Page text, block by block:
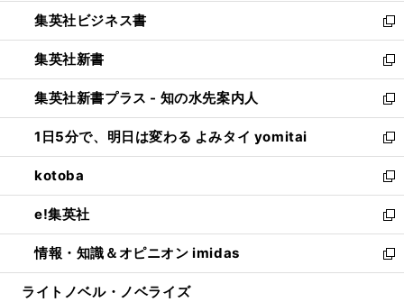
く
で
開
く
ド
ウ
で
開
く
し
い
ウ
ィ
ン
ド
ウ
で
開
く
集英社ビジネス書
新
し
い
ウ
ィ
ン
ド
ウ
で
開
く
集英社新書
新
し
い
ウ
ィ
ン
ド
ウ
で
開
く
集英社新書プラス - 知の水先案内人
新
し
い
ウ
ィ
ン
ド
ウ
で
開
1日5分で、明日は変わる よみタイ yomitai
新
し
い
ウ
ィ
ン
ド
ウ
kotoba
新
し
い
ウ
ィ
ン
e!集英社
新
し
い
ウ
情報・知識＆オピニオン imidas
新
し
ライトノベル・ノベライズ